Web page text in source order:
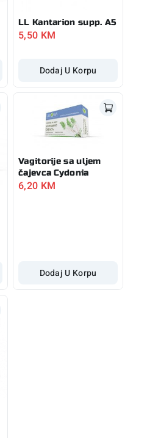
LL Kantarion supp. A5
5,50 KM
Dodaj U Korpu
Vagitorije sa uljem
čajevca Cydonia
6,20 KM
Dodaj U Korpu